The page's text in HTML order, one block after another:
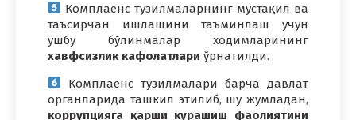
Комплаенс тузилмаларнинг мустақил ва
таъсирчан ишлашини таъминлаш учун
ушбу бўлинмалар ходимларининг
хавфсизлик кафолатлари ўрнатилди.
Комплаенс тузилмалари барча давлат
органларида ташкил этилиб, шу жумладан,
коррупцияга қарши курашиш фаолиятини